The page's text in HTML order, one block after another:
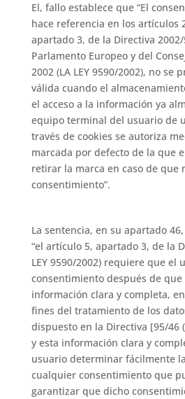
El, fallo establece que “El
hace referencia en los artículos
apartado 3, de la Directiva 2002/
Parlamento Europeo y del
2002 (LA LEY 9590/2002), no se
válida cuando el
el acceso a la información ya
equipo terminal del usuario de
través de cookies se autoriza
marcada por defecto de la que
retirar la marca en caso de que
consentimiento”.
La sentencia, en su apartado
“el artículo 5, apartado 3, de la
LEY 9590/2002) requiere que el
consentimiento después de
información clara y completa,
fines del tratamiento de los
dispuesto en la Directiva [95/46
y esta información clara y
usuario determinar fácilmente
cualquier consentimiento que
garantizar que dicho